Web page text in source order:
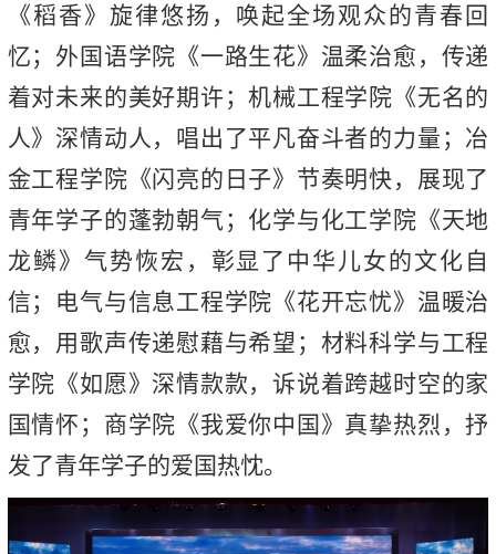
《稻香》旋律悠扬，唤起全场观众的青春回
忆；外国语学院《一路生花》温柔治愈，传递
着对未来的美好期许；机械工程学院《无名的
人》深情动人，唱出了平凡奋斗者的力量；冶
金工程学院《闪亮的日子》节奏明快，展现了
青年学子的蓬勃朝气；化学与化工学院《天地
龙鳞》气势恢宏，彰显了中华儿女的文化自
信；电气与信息工程学院《花开忘忧》温暖治
愈，用歌声传递慰藉与希望；材料科学与工程
学院《如愿》深情款款，诉说着跨越时空的家
国情怀；商学院《我爱你中国》真挚热烈，抒
发了青年学子的爱国热忱。